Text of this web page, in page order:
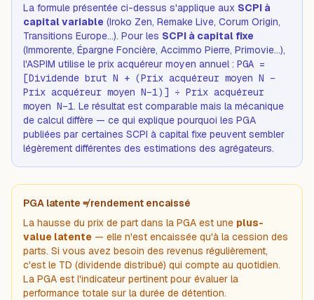
La formule présentée ci-dessus s'applique aux SCPI à
capital variable (Iroko Zen, Remake Live, Corum Origin,
Transitions Europe…). Pour les SCPI à capital fixe
(Immorente, Épargne Foncière, Accimmo Pierre, Primovie…),
l'ASPIM utilise le prix acquéreur moyen annuel : PGA =
[Dividende brut N + (Prix acquéreur moyen N −
Prix acquéreur moyen N−1)] ÷ Prix acquéreur
moyen N−1. Le résultat est comparable mais la mécanique
de calcul diffère — ce qui explique pourquoi les PGA
publiées par certaines SCPI à capital fixe peuvent sembler
légèrement différentes des estimations des agrégateurs.
PGA latente ≠ rendement encaissé
La hausse du prix de part dans la PGA est une plus-
value latente — elle n'est encaissée qu'à la cession des
parts. Si vous avez besoin des revenus régulièrement,
c'est le TD (dividende distribué) qui compte au quotidien.
La PGA est l'indicateur pertinent pour évaluer la
performance totale sur la durée de détention.